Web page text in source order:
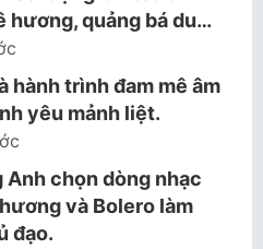
hương, quảng bá du…
hành trình đam mê âm
yêu mảnh liệt.
Anh chọn dòng nhạc
và Bolero làm
đạo.